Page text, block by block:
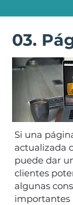
03.
Si una
actualizada
puede dar
clientes
algunas
importantes